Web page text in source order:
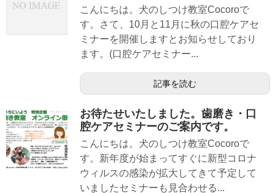
こんにちは。犬のしつけ教室Cocoroで
す。さて、10月と11月に秋の口腔ケアセ
ミナーを開催しますとお知らせしており
ます。(口腔ケアセミナー...
記事を読む
お待たせいたしました。歯磨き・口
腔ケアセミナーのご案内です。
こんにちは。犬のしつけ教室Cocoroで
す。新年度が始まってすぐに新型コロナ
ウィルスの感染が拡大してきて予定して
いましたセミナーも見合わせる...